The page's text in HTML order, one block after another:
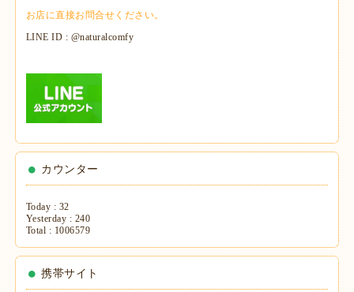
お店に直接お問合せください。
LINE ID : @naturalcomfy
カウンター
Today : 32
Yesterday : 240
Total : 1006579
携帯サイト